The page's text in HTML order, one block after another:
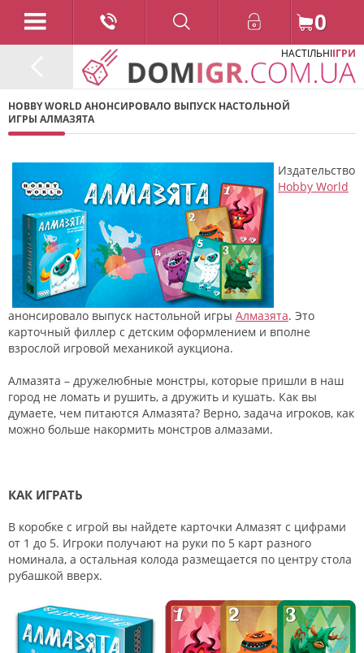
0
НАСТІЛЬНІІГРИ
HOBBY WORLD АНОНСИРОВАЛО ВЫПУСК НАСТОЛЬНОЙ
ИГРЫ АЛМАЗЯТА
Издательство
Hobby World
анонсировало выпуск настольной игры Алмазята. Это
карточный филлер с детским оформлением и вполне
взрослой игровой механикой аукциона.
Алмазята – дружелюбные монстры, которые пришли в наш
город не ломать и рушить, а дружить и кушать. Как вы
думаете, чем питаются Алмазята? Верно, задача игроков, как
можно больше накормить монстров алмазами.
КАК ИГРАТЬ
В коробке с игрой вы найдете карточки Алмазят с цифрами
от 1 до 5. Игроки получают на руки по 5 карт разного
номинала, а остальная колода размещается по центру стола
рубашкой вверх.